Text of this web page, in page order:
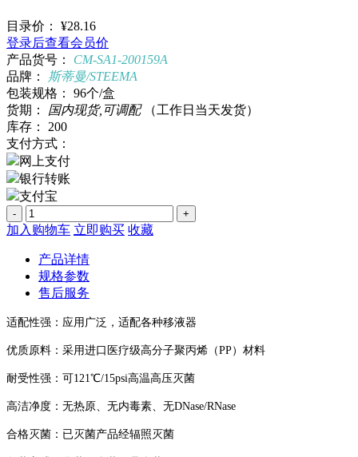
目录价：
¥28.16
登录后查看会员价
产品货号：
CM-SA1-200159A
品牌：
斯蒂曼/STEEMA
包装规格：
96个/盒
货期：
国内现货,可调配
（工作日当天发货）
库存：
200
支付方式：
网上支付
银行转账
支付宝
- +
加入购物车 立即购买 收藏
产品详情
规格参数
售后服务
适配性强：应用广泛，适配各种移液器
优质原料：采用进口医疗级高分子聚丙烯（PP）材料
耐受性强：可121℃/15psi高温高压灭菌
高洁净度：无热原、无内毒素、无DNase/RNase
合格灭菌：已灭菌产品经辐照灭菌